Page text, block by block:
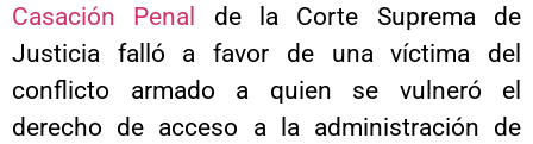
Casación Penal
de la Corte Suprema de
Justicia falló a favor de una víctima del
conflicto armado a quien se vulneró el
derecho de acceso a la administración de